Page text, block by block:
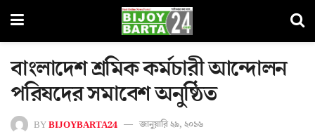
বাংলাদেশ শ্রমিক কর্মচারী আন্দোলন
পরিষদের সমাবেশ অনুষ্ঠিত
BYBIJOYBARTA24 জানুয়ারি ২৯, ২০১৬